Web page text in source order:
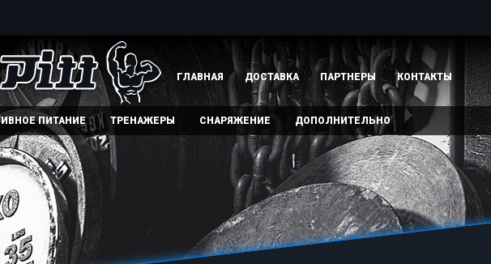
ГЛАВНАЯ ДОСТАВКА ПАРТНЕРЫ КОНТАКТЫ
ПИТАНИЕ ТРЕНАЖЕРЫ СНАРЯЖЕНИЕ ДОПОЛНИТЕЛЬНО